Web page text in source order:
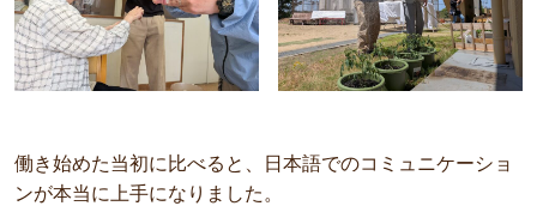
働き始めた当初に比べると、日本語でのコミュニケーショ
ンが本当に上手になりました。